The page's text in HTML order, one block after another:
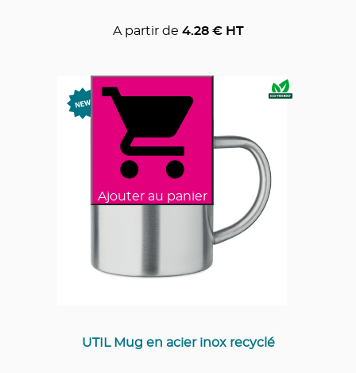
A partir de 4.28€ HT
Ajouter au panier
UTIL Mug en acier inox recyclé